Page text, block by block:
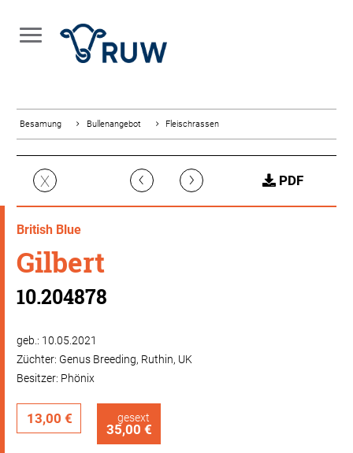
Besamung Bullenangebot Fleischrassen
X ‹ › PDF
British Blue
Gilbert
10.204878
geb.: 10.05.2021
Züchter: Genus Breeding, Ruthin, UK
Besitzer: Phönix
13,00 € gesext
35,00 €